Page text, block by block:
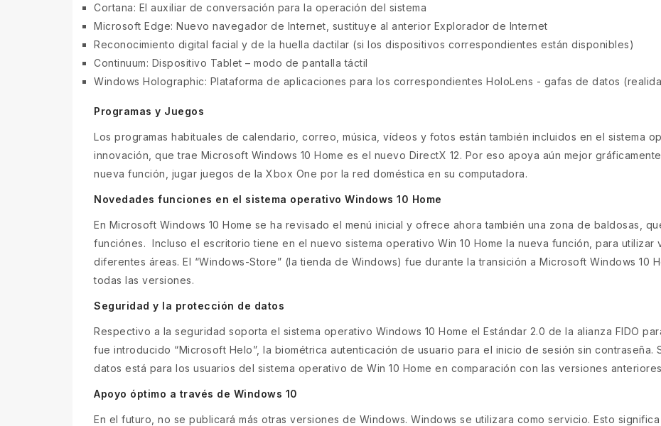
Cortana: El auxiliar de conversación para la operación del sistema
Microsoft Edge: Nuevo navegador de Internet, sustituye al anterior Explorador de Internet
Reconocimiento digital facial y de la huella dactilar (si los dispositivos correspondientes están disponibles)
Continuum: Dispositivo Tablet – modo de pantalla táctil
Windows Holographic: Plataforma de aplicaciones para los correspondientes HoloLens - gafas de datos
Programas y Juegos
Los programas habituales de calendario, correo, música, vídeos y fotos están también incluidos en el sistema
innovación, que trae Microsoft Windows 10 Home es el nuevo DirectX 12. Por eso apoya aún mejor
nueva función, jugar juegos de la Xbox One por la red doméstica en su computadora.
Novedades funciones en el sistema operativo Windows 10 Home
En Microsoft Windows 10 Home se ha revisado el menú inicial y ofrece ahora también una zona de baldosas,
funciónes. Incluso el escritorio tiene en el nuevo sistema operativo Win 10 Home la nueva función, para utilizar
diferentes áreas. El “Windows-Store” (la tienda de Windows) fue durante la transición a Microsoft Windows 10
todas las versiones.
Seguridad y la protección de datos
Respectivo a la seguridad soporta el sistema operativo Windows 10 Home el Estándar 2.0 de la alianza FIDO
fue introducido “Microsoft Helo”, la biométrica autenticación de usuario para el inicio de sesión sin
datos está para los usuarios del sistema operativo de Win 10 Home en comparación con las versiones
Apoyo óptimo a través de Windows 10
En el futuro, no se publicará más otras versiones de Windows. Windows se utilizara como servicio. Esto